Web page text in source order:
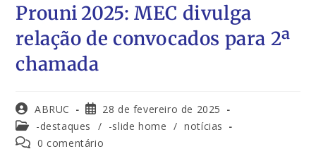
Prouni 2025: MEC divulga
relação de convocados para 2ª
chamada
ABRUC
28 de fevereiro de 2025
-destaques
/ -slide home / notícias
0 comentário